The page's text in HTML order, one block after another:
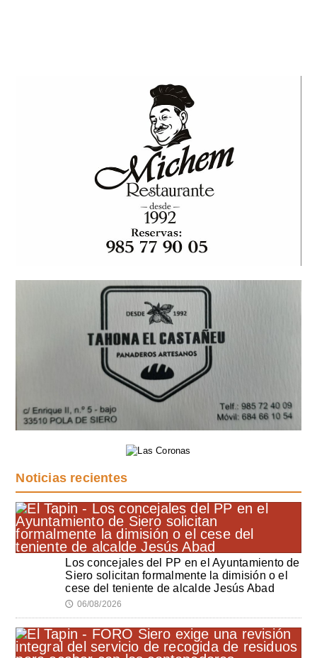
Noticias recientes
Los concejales del PP en el Ayuntamiento de
Siero solicitan formalmente la dimisión o el
cese del teniente de alcalde Jesús Abad
🕔 06/08/2026